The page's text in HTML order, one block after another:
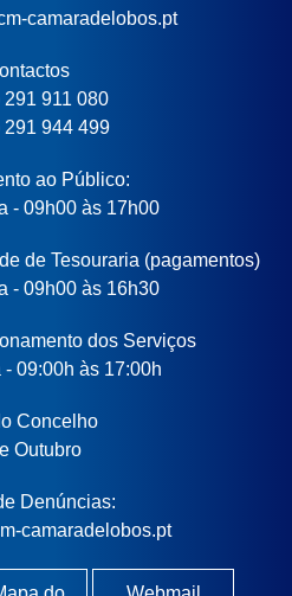
camaradelobos.pt
291 911 080
291 944 499
ao Público:
- 09h00 às 17h00
de Tesouraria (pagamentos)
- 09h00 às 16h30
dos Serviços
- 09:00h às 17:00h
Concelho
Outubro
Denúncias:
camaradelobos.pt